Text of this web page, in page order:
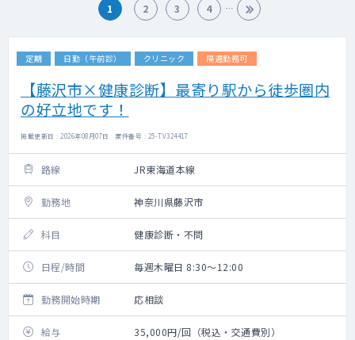
1 2 3 4
定期 日勤（午前診） クリニック 隔週勤務可
【藤沢市×健康診断】最寄り駅から徒歩圏内
の好立地です！
掲載更新日 : 2026年08月07日 案件番号 : 25-TV324417
路線 JR東海道本線
勤務地 神奈川県藤沢市
科目 健康診断・不問
日程/時間 毎週木曜日 8:30～12:00
勤務開始時期 応相談
給与 35,000円/回（税込・交通費別）